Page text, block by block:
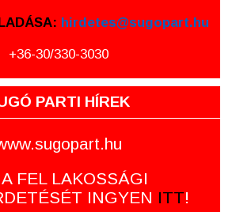
hirdetes@sugopart.hu
+36-30/330-3030
PARTI HÍREK
FEL LAKOSSÁGI
INGYEN ITT!